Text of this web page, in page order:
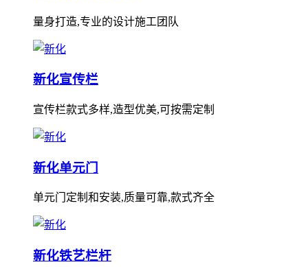
量身打造,专业的设计施工团队
新化宣传栏
宣传栏款式多样,造型优美,可按需定制
新化单元门
单元门定制和安装,质量可靠,款式齐全
新化铁艺栏杆